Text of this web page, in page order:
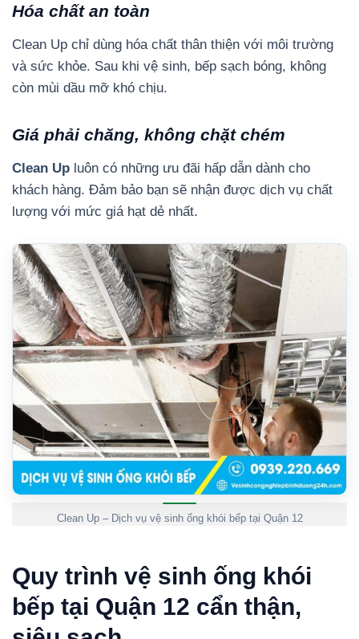
Hóa chất an toàn
Clean Up chỉ dùng hóa chất thân thiện với môi trường
và sức khỏe. Sau khi vệ sinh, bếp sạch bóng, không
còn mùi dầu mỡ khó chịu.
Giá phải chăng, không chặt chém
Clean Up luôn có những ưu đãi hấp dẫn dành cho
khách hàng. Đảm bảo bạn sẽ nhận được dịch vụ chất
lượng với mức giá hạt dẻ nhất.
Clean Up – Dịch vụ vệ sinh ống khói bếp tại Quận 12
Quy trình vệ sinh ống khói
bếp tại Quận 12 cẩn thận,